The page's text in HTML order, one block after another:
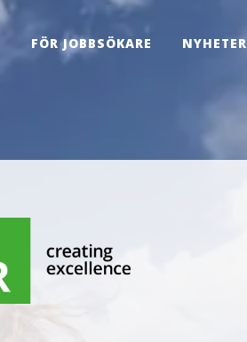
FÖR JOBBSÖKARE NYHETER